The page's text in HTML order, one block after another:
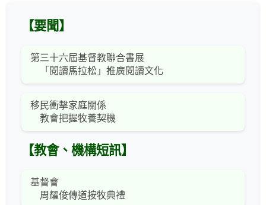
【要聞】
第三十六屆基督教聯合書展
「閱讀馬拉松」推廣閱讀文化
移民衝擊家庭關係
教會把握牧養契機
【教會、機構短訊】
基督會
周耀俊傳道按牧典禮